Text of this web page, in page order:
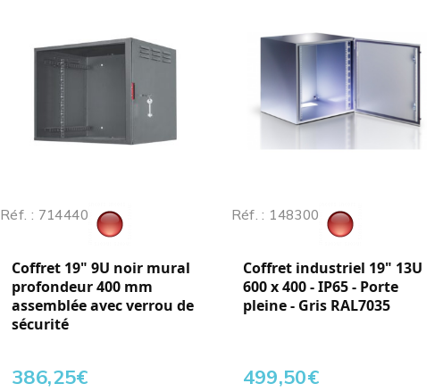
Réf. : 714440
Coffret 19" 9U noir mural
profondeur 400 mm
assemblée avec verrou de
sécurité
386,25€
Réf. : 148300
Coffret industriel 19" 13U
600 x 400 - IP65 - Porte
pleine - Gris RAL7035
499,50€